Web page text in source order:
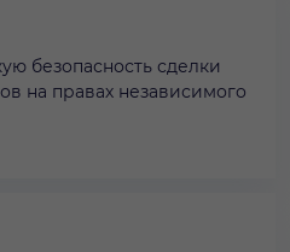
безопасность сделки
на правах независимого